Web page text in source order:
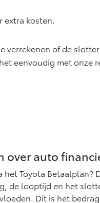
extra kosten.
verrekenen of de
eenvoudig met onze
over auto
Toyota Betaalplan?
de looptijd en het
Dit is het